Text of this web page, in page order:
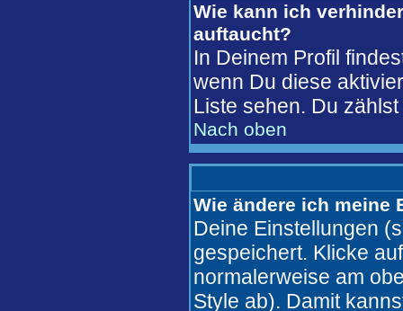
Wie kann ich
auftaucht?
In Deinem Profil
wenn Du diese
Liste sehen. Du
Nach oben
Wie ändere ich meine
Deine Einstellungen
gespeichert. Klicke
normalerweise am
Style ab). Damit